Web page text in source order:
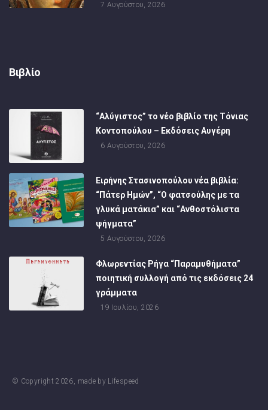
7 Αυγούστου, 2026
Βιβλίο
“Αλύγιστος” το νέο βιβλίο της Τόνιας
Κοντοπούλου – Εκδόσεις Αυγέρη
6 Αυγούστου, 2026
Ειρήνης Στασινοπούλου νέα βιβλία:
“Πάτερ Ημών”, “Ο φατσούλης με τα
γλυκά ματάκια” και “Ανθοστόλιστα
ψήγματα”
5 Αυγούστου, 2026
Φλωρεντίας Ρήγα “Παραμυθήματα”
ποιητική συλλογή από τις εκδόσεις 24
γράμματα
19 Ιουλίου, 2026
© Copyright2026, made by Lifespeed